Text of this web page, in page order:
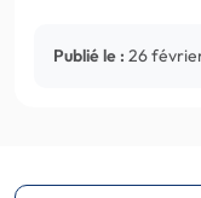
Publié le : 26